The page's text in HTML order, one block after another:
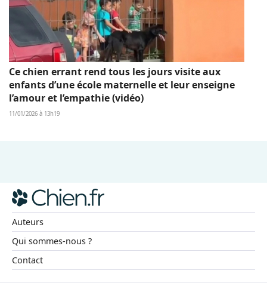
Ce chien errant rend tous les jours visite aux
enfants d’une école maternelle et leur enseigne
l’amour et l’empathie (vidéo)
11/01/2026 à 13h19
Auteurs
Qui sommes-nous ?
Contact